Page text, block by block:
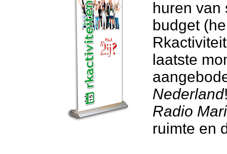
huren van
budget
laatste
Nederland
Radio
ruimte en